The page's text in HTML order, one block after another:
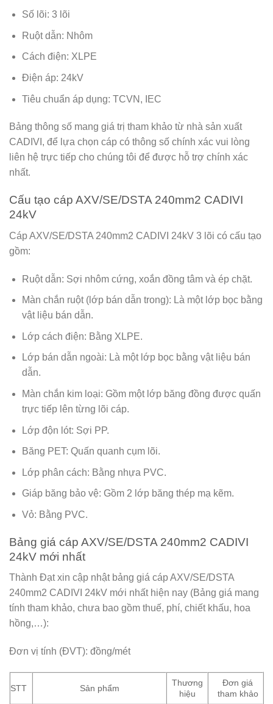
Số lõi: 3 lõi
Ruột dẫn: Nhôm
Cách điện: XLPE
Điện áp: 24kV
Tiêu chuẩn áp dụng: TCVN, IEC
Bảng thông số mang giá trị tham khảo từ nhà sản xuất
CADIVI, để lựa chọn cáp có thông số chính xác vui lòng
liên hệ trực tiếp cho chúng tôi để được hỗ trợ chính xác
nhất.
Cấu tạo cáp AXV/SE/DSTA 240mm2 CADIVI
24kV
Cáp AXV/SE/DSTA 240mm2 CADIVI 24kV 3 lõi có cấu tạo
gồm:
Ruột dẫn: Sợi nhôm cứng, xoắn đồng tâm và ép chặt.
Màn chắn ruột (lớp bán dẫn trong): Là một lớp bọc bằng
vật liệu bán dẫn.
Lớp cách điện: Bằng XLPE.
Lớp bán dẫn ngoài: Là một lớp bọc bằng vật liệu bán
dẫn.
Màn chắn kim loại: Gồm một lớp băng đồng được quấn
trực tiếp lên từng lõi cáp.
Lớp độn lót: Sợi PP.
Băng PET: Quấn quanh cụm lõi.
Lớp phân cách: Bằng nhựa PVC.
Giáp băng bảo vệ: Gồm 2 lớp băng thép mạ kẽm.
Vỏ: Bằng PVC.
Bảng giá cáp AXV/SE/DSTA 240mm2 CADIVI
24kV mới nhất
Thành Đạt xin cập nhật bảng giá cáp AXV/SE/DSTA
240mm2 CADIVI 24kV mới nhất hiện nay (Bảng giá mang
tính tham khảo, chưa bao gồm thuế, phí, chiết khấu, hoa
hồng,…):
Đơn vị tính (ĐVT): đồng/mét
STT Sản phẩm
Thương
hiệu
Đơn giá
tham khảo